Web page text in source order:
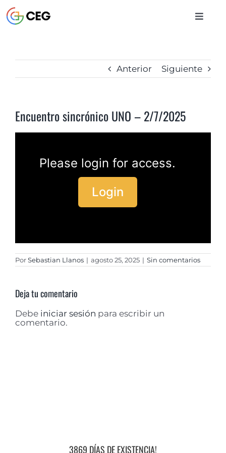
al
contenido
Toggle
BIBLIOTECA
CONTACTO
Anterior Siguiente
Encuentro sincrónico UNO – 2/7/2025
Please login for access.
Login
PorSebastian Llanos | agosto 25, 2025 | Sin comentarios
Deja tu comentario
Debe iniciar sesión para escribir un
comentario.
3869 DÍAS DE EXISTENCIA!